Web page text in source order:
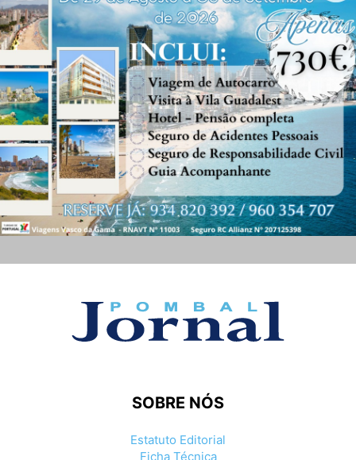
SOBRE NÓS
Estatuto Editorial
Ficha Técnica